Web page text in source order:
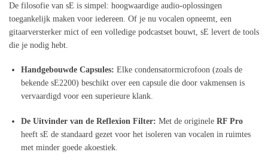
De filosofie van sE is simpel: hoogwaardige audio-oplossingen
toegankelijk maken voor iedereen. Of je nu vocalen opneemt, een
gitaarversterker mict of een volledige podcastset bouwt, sE levert de tools
die je nodig hebt.
Handgebouwde Capsules: Elke condensatormicrofoon (zoals de
bekende sE2200) beschikt over een capsule die door vakmensen is
vervaardigd voor een superieure klank.
De Uitvinder van de Reflexion Filter: Met de originele RF Pro
heeft sE de standaard gezet voor het isoleren van vocalen in ruimtes
met minder goede akoestiek.